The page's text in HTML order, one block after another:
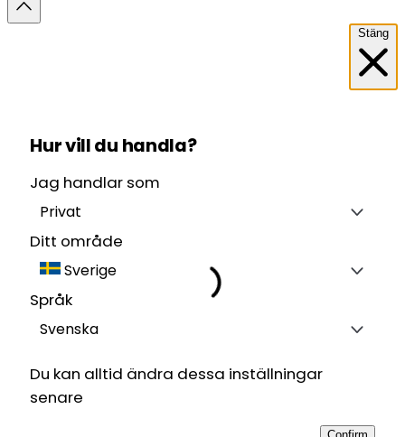
Stäng
Hur vill du handla?
Jag handlar som
Privat
Ditt område
Sverige
Språk
Svenska
Du kan alltid ändra dessa inställningar
senare